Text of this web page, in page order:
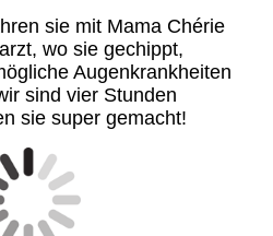
sie mit Mama Chérie
wo sie gechippt,
Augenkrankheiten
sind vier Stunden
sie super gemacht!